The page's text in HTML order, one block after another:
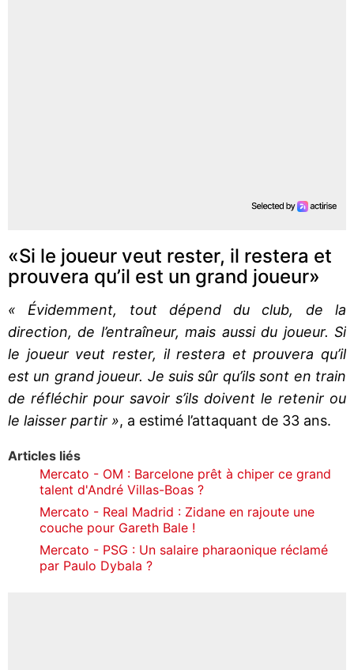
«Si le joueur veut rester, il restera et
prouvera qu’il est un grand joueur»
« Évidemment, tout dépend du club, de la
direction, de l’entraîneur, mais aussi du joueur. Si
le joueur veut rester, il restera et prouvera qu’il
est un grand joueur. Je suis sûr qu’ils sont en train
de réfléchir pour savoir s’ils doivent le retenir ou
le laisser partir », a estimé l’attaquant de 33 ans.
Articles liés
Mercato - OM : Barcelone prêt à chiper ce grand
talent d'André Villas-Boas ?
Mercato - Real Madrid : Zidane en rajoute une
couche pour Gareth Bale !
Mercato - PSG : Un salaire pharaonique réclamé
par Paulo Dybala ?